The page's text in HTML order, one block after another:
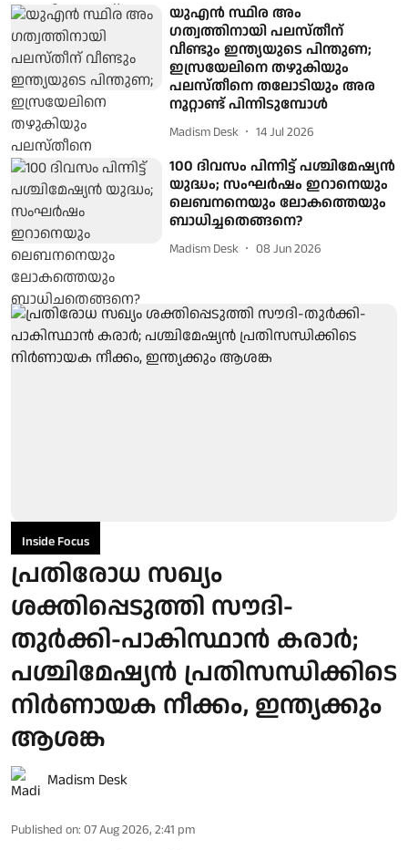
യുഎൻ സ്ഥിര അം​
ഗത്വത്തിനായി പലസ്തീന് ​
വീണ്ടും ഇന്ത്യയുടെ പിന്തുണ;
ഇസ്രയേലിനെ തഴുകിയും
പലസ്തീനെ തലോടിയും അര
നൂറ്റാണ്ട് പിന്നിടുമ്പോൾ
Madism Desk 14 Jul 2026
100 ദിവസം പിന്നിട്ട് പശ്ചിമേഷ്യന്‍
യുദ്ധം; സംഘര്‍ഷം ഇറാനെയും
ലെബനനെയും ലോകത്തെയും
ബാധിച്ചതെങ്ങനെ?
Madism Desk 08 Jun 2026
Inside Focus
പ്രതിരോധ സഖ്യം
ശക്തിപ്പെടുത്തി സൗദി-
തുര്‍ക്കി-പാകിസ്ഥാന്‍ കരാര്‍;
പശ്ചിമേഷ്യന്‍ പ്രതിസന്ധിക്കിടെ
നിര്‍ണായക നീക്കം, ഇന്ത്യക്കും
ആശങ്ക
Madism Desk
Published on: 07 Aug 2026, 2:41 pm